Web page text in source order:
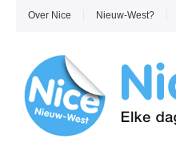
Over Nice Nieuw-West?